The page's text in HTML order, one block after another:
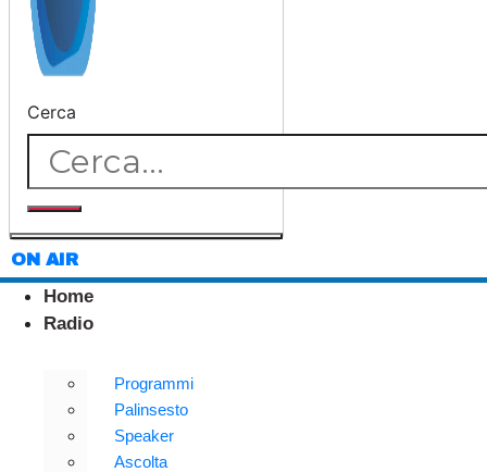
Cerca
ON AIR
Home
Radio
Programmi
Palinsesto
Speaker
Ascolta